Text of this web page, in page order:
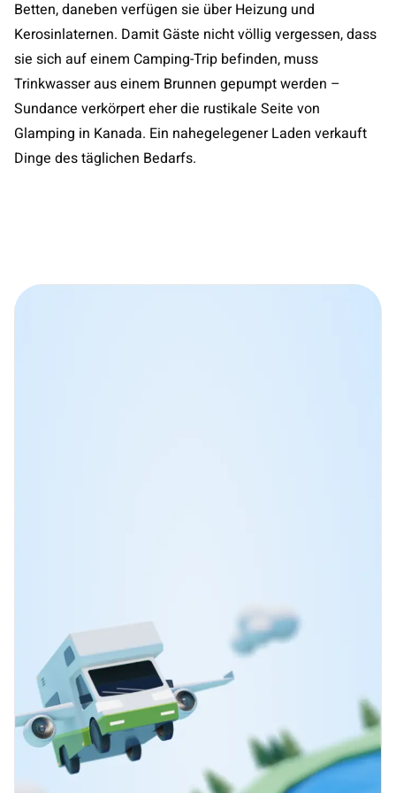
Betten, daneben verfügen sie über Heizung und
Kerosinlaternen. Damit Gäste nicht völlig vergessen, dass
sie sich auf einem Camping-Trip befinden, muss
Trinkwasser aus einem Brunnen gepumpt werden –
Sundance verkörpert eher die rustikale Seite von
Glamping in Kanada. Ein nahegelegener Laden verkauft
Dinge des täglichen Bedarfs.